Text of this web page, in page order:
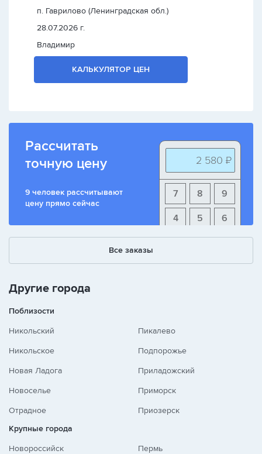
п. Гаврилово (Ленинградская обл.)
28.07.2026 г.
Владимир
КАЛЬКУЛЯТОР ЦЕН
Рассчитать
точную цену
9 человек рассчитывают
цену прямо сейчас
2 580 ₽
9
8
7
6
5
4
+ - /
Все заказы
Другие города
Поблизости
Никольский
Никольское
Новая Ладога
Новоселье
Отрадное
Пикалево
Подпорожье
Приладожский
Приморск
Приозерск
Крупные города
Новороссийск
Пермь